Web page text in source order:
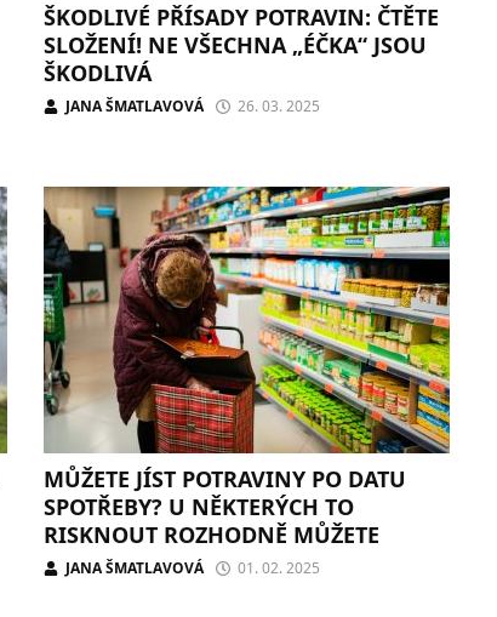
ŠKODLIVÉ PŘÍSADY POTRAVIN: ČTĚTE
SLOŽENÍ! NE VŠECHNA „ÉČKA“ JSOU
ŠKODLIVÁ
JANA ŠMATLAVOVÁ 26. 03. 2025
MŮŽETE JÍST POTRAVINY PO DATU
SPOTŘEBY? U NĚKTERÝCH TO
RISKNOUT ROZHODNĚ MŮŽETE
JANA ŠMATLAVOVÁ 01. 02. 2025